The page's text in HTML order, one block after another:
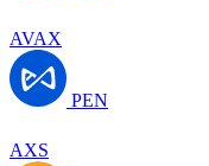
AVAX
PEN
AXS